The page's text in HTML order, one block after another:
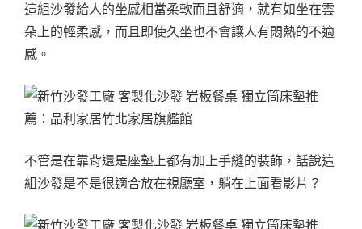
這組沙發給人的坐感相當柔軟而且舒適，就有如坐在雲
朵上的輕柔感，而且即使久坐也不會讓人有悶熱的不適
感。
不管是在靠背還是座墊上都有加上手縫的裝飾，話說這
組沙發是不是很適合放在視廳室，躺在上面看影片？